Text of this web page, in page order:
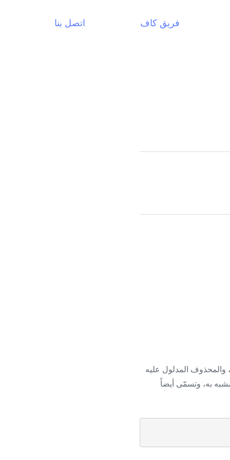
فريق كاف اتصل بنا
والمحذوف المدلول عليه
به، وتسمّى أيضاً